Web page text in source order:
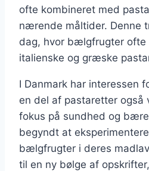
ofte kombineret med
nærende måltider. Denne
dag, hvor bælgfrugter ofte
italienske og græske
I Danmark har interessen
en del af pastaretter
fokus på sundhed og
begyndt at
bælgfrugter i deres
til en ny bølge af